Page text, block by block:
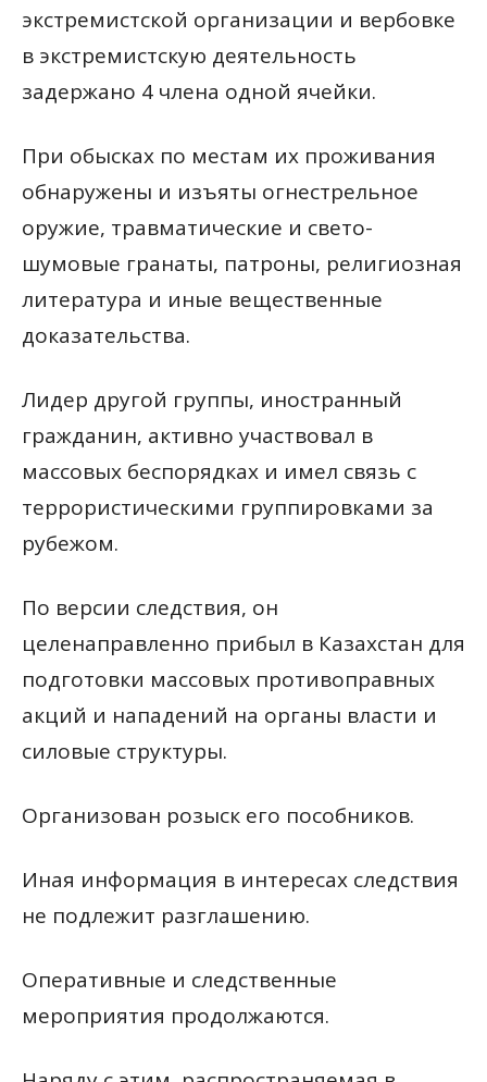
экстремистской организации и вербовке
в экстремистскую деятельность
задержано 4 члена одной ячейки.
При обысках по местам их проживания
обнаружены и изъяты огнестрельное
оружие, травматические и свето-
шумовые гранаты, патроны, религиозная
литература и иные вещественные
доказательства.
Лидер другой группы, иностранный
гражданин, активно участвовал в
массовых беспорядках и имел связь с
террористическими группировками за
рубежом.
По версии следствия, он
целенаправленно прибыл в Казахстан для
подготовки массовых противоправных
акций и нападений на органы власти и
силовые структуры.
Организован розыск его пособников.
Иная информация в интересах следствия
не подлежит разглашению.
Оперативные и следственные
мероприятия продолжаются.